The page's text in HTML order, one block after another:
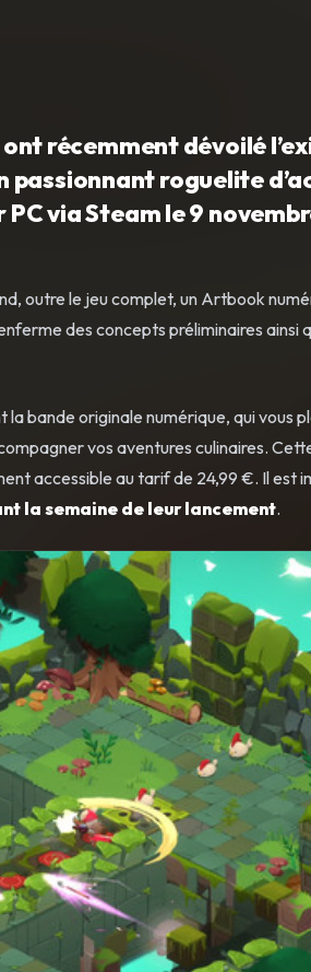
récemment dévoilé
passionnant roguelite
via Steam le 9
outre le jeu complet, un Artbook
des concepts préliminaires ainsi
bande originale numérique, qui vous
vos aventures culinaires.
accessible au tarif de 24,99 €. Il est
la semaine de leur lancement.